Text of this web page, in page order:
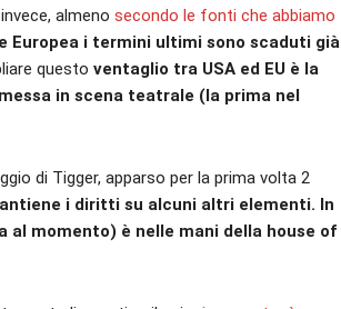
almeno secondo le fonti che abbiamo
Europea i termini ultimi sono scaduti già
questo ventaglio tra USA ed EU è la
in scena teatrale (la prima nel
di Tigger, apparso per la prima volta 2
i diritti su alcuni altri elementi. In
al momento) è nelle mani della house of